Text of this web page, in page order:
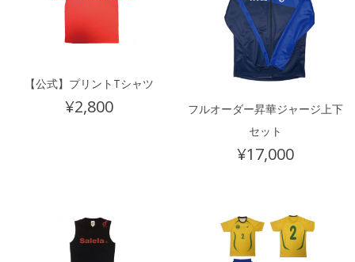
【公式】プリントTシャツ
¥2,800
フルオーダー昇華ジャージ上下
セット
¥17,000